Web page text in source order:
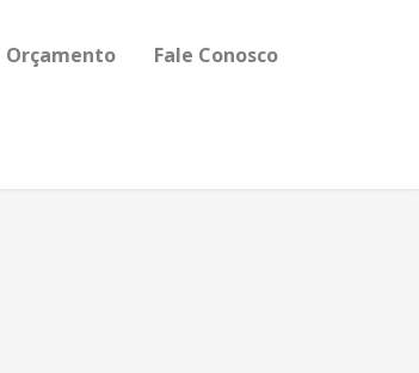
Orçamento Fale Conosco